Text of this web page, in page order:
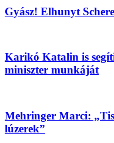
Gyász! Elhunyt
Karikó Katalin is segíti
miniszter munkáját
Mehringer Marci:
lúzerek”